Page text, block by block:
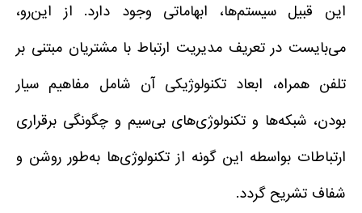
این قبیل سیستم‌ها، ابهاماتی وجود دارد. از این‌رو،
می‌بایست در تعریف مدیریت ارتباط با مشتریان مبتنی بر
تلفن همراه، ابعاد تکنولوژیکی آن شامل مفاهیم سیار
بودن، شبکه‌ها و تکنولوژی‌های بی‌سیم و چگونگی برقراری
ارتباطات بواسطه این گونه از تکنولوژی‌ها به‌طور روشن و
شفاف تشریح گردد.